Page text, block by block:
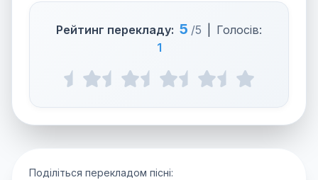
Рейтинг перекладу: 5 /5
Голосів:
1
Поділіться перекладом пісні: